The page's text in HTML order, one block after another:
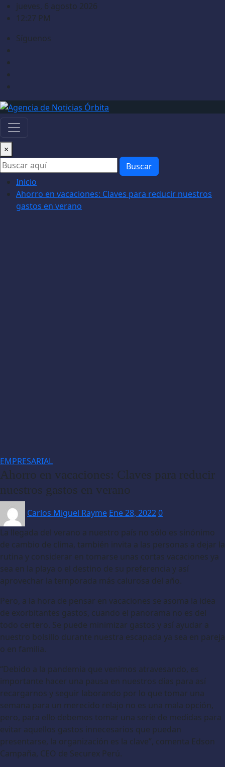
Saltarjueves, 6 agosto 2026
12:27 PM
Síguenos
×
Buscar
Inicio
Ahorro en vacaciones: Claves para reducir nuestros
gastos en verano
EMPRESARIAL
Ahorro en vacaciones: Claves para reducir
nuestros gastos en verano
Carlos Miguel Rayme Ene 28, 20220
La llegada del verano a nuestro país no sólo es sinónimo
de cambio de clima, también invita a las personas a dejar la
rutina y considerar en tomarse unas cortas vacaciones ya
sea en la playa o el destino de su preferencia y así
aprovechar la temporada más calurosa del año.
Pero, a la hora de pensar en vacaciones se asoma la idea
de exorbitantes gastos, cuando el panorama no es del
todo certero. Se puede minimizar gastos y así ayudar a
nuestro bolsillo durante nuestra escapada ya sea en pareja
o en familia.
“Debido a la pandemia que venimos atravesando, es
importante hacer una pausa en nuestros días para así
recargarnos y seguir laborando por lo que tomar una
semana para un merecido relajo no es una mala opción,
pero, para ello debemos tomar una serie de medidas para
evitar aquellos gastos innecesarios que puedan
presentarse, la organización es la clave”, comenta Edson
Campaña, CEO de Securex Perú.